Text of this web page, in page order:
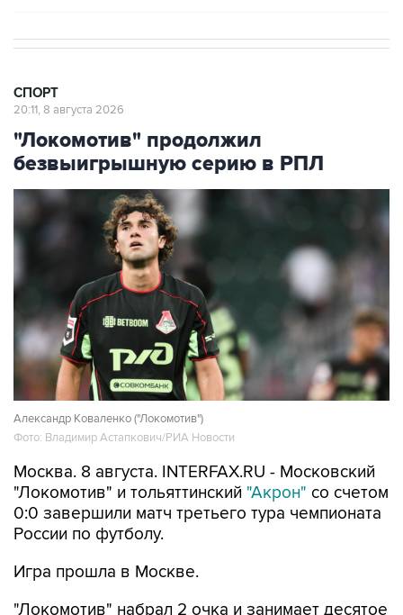
СПОРТ
20:11, 8 августа 2026
"Локомотив" продолжил
безвыигрышную серию в РПЛ
Александр Коваленко ("Локомотив")
Фото: Владимир Астапкович/РИА Новости
Москва. 8 августа. INTERFAX.RU - Московский
"Локомотив" и тольяттинский "Акрон" со счетом
0:0 завершили матч третьего тура чемпионата
России по футболу.
Игра прошла в Москве.
"Локомотив" набрал 2 очка и занимает десятое